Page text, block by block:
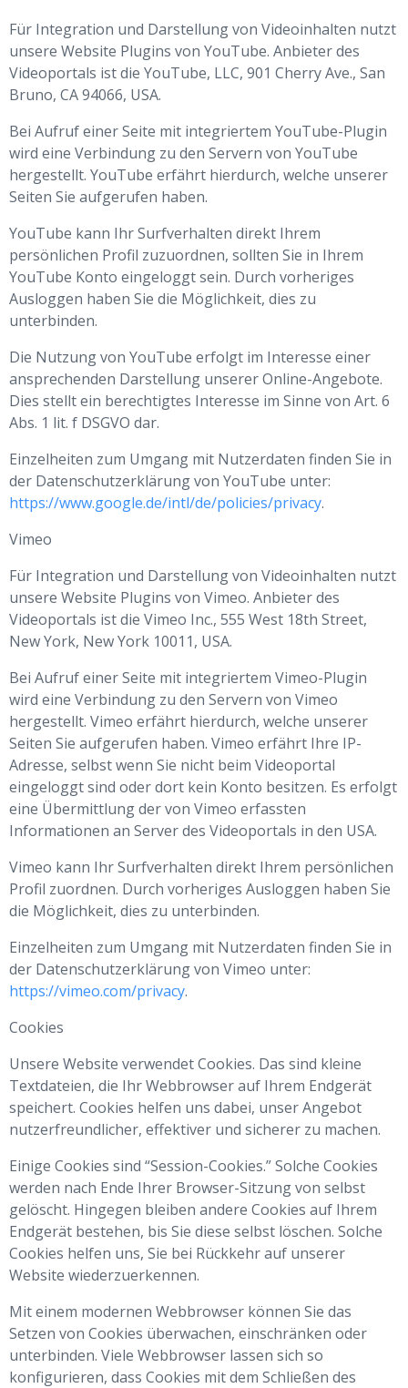
Für Integration und Darstellung von Videoinhalten nutzt
unsere Website Plugins von YouTube. Anbieter des
Videoportals ist die YouTube, LLC, 901 Cherry Ave., San
Bruno, CA 94066, USA.
Bei Aufruf einer Seite mit integriertem YouTube-Plugin
wird eine Verbindung zu den Servern von YouTube
hergestellt. YouTube erfährt hierdurch, welche unserer
Seiten Sie aufgerufen haben.
YouTube kann Ihr Surfverhalten direkt Ihrem
persönlichen Profil zuzuordnen, sollten Sie in Ihrem
YouTube Konto eingeloggt sein. Durch vorheriges
Ausloggen haben Sie die Möglichkeit, dies zu
unterbinden.
Die Nutzung von YouTube erfolgt im Interesse einer
ansprechenden Darstellung unserer Online-Angebote.
Dies stellt ein berechtigtes Interesse im Sinne von Art. 6
Abs. 1 lit. f DSGVO dar.
Einzelheiten zum Umgang mit Nutzerdaten finden Sie in
der Datenschutzerklärung von YouTube unter:
https://www.google.de/intl/de/policies/privacy.
Vimeo
Für Integration und Darstellung von Videoinhalten nutzt
unsere Website Plugins von Vimeo. Anbieter des
Videoportals ist die Vimeo Inc., 555 West 18th Street,
New York, New York 10011, USA.
Bei Aufruf einer Seite mit integriertem Vimeo-Plugin
wird eine Verbindung zu den Servern von Vimeo
hergestellt. Vimeo erfährt hierdurch, welche unserer
Seiten Sie aufgerufen haben. Vimeo erfährt Ihre IP-
Adresse, selbst wenn Sie nicht beim Videoportal
eingeloggt sind oder dort kein Konto besitzen. Es erfolgt
eine Übermittlung der von Vimeo erfassten
Informationen an Server des Videoportals in den USA.
Vimeo kann Ihr Surfverhalten direkt Ihrem persönlichen
Profil zuordnen. Durch vorheriges Ausloggen haben Sie
die Möglichkeit, dies zu unterbinden.
Einzelheiten zum Umgang mit Nutzerdaten finden Sie in
der Datenschutzerklärung von Vimeo unter:
https://vimeo.com/privacy.
Cookies
Unsere Website verwendet Cookies. Das sind kleine
Textdateien, die Ihr Webbrowser auf Ihrem Endgerät
speichert. Cookies helfen uns dabei, unser Angebot
nutzerfreundlicher, effektiver und sicherer zu machen.
Einige Cookies sind “Session-Cookies.” Solche Cookies
werden nach Ende Ihrer Browser-Sitzung von selbst
gelöscht. Hingegen bleiben andere Cookies auf Ihrem
Endgerät bestehen, bis Sie diese selbst löschen. Solche
Cookies helfen uns, Sie bei Rückkehr auf unserer
Website wiederzuerkennen.
Mit einem modernen Webbrowser können Sie das
Setzen von Cookies überwachen, einschränken oder
unterbinden. Viele Webbrowser lassen sich so
konfigurieren, dass Cookies mit dem Schließen des